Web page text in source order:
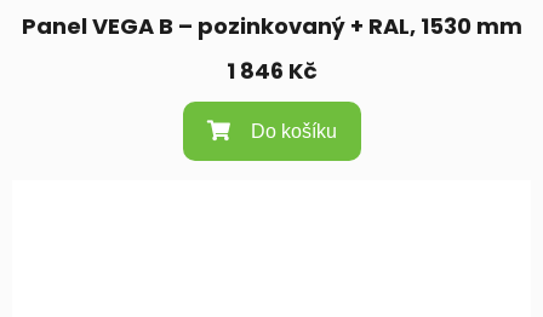
Panel VEGA B – pozinkovaný + RAL, 1530 mm
1 846 Kč
Do košíku